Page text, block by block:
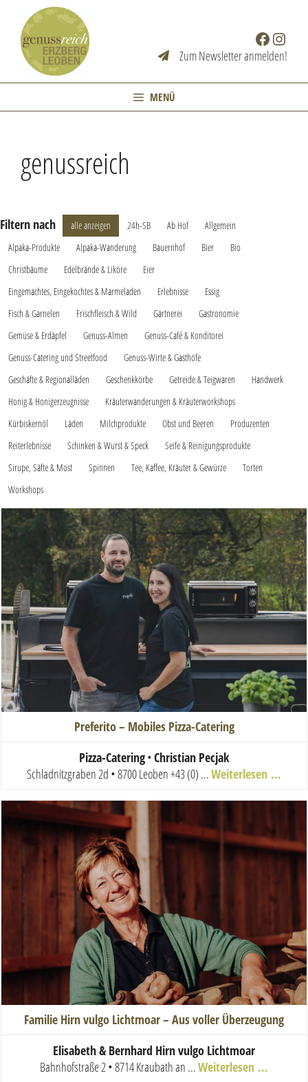
springen
Facebook
Zum Newsletter anmelden!
MENÜ
genussreich
Filtern nach alle anzeigen 24h-SB Ab Hof
Allgemein
Alpaka-Produkte
Alpaka-Wanderung Bauernhof Bier
Bio
Christbäume
Edelbrände & Liköre
Eier
Eingemachtes, Eingekochtes & Marmeladen
Erlebnisse
Essig
Fisch & Garnelen
Frischfleisch & Wild Gärtnerei
Gastronomie
Gemüse & Erdäpfel
Genuss-Almen
Genuss-Café & Konditorei
Genuss-Catering und Streetfood
Genuss-Wirte & Gasthöfe
Geschäfte & Regionalläden
Geschenkkörbe Getreide & Teigwaren
Handwerk
Honig & Honigerzeugnisse
Kräuterwanderungen & Kräuterworkshops
Kürbiskernöl
Läden Milchprodukte Obst und Beeren
Produzenten
Reiterlebnisse
Schinken & Wurst & Speck
Seife & Reinigungsprodukte
Sirupe, Säfte & Most
Spinnen Tee, Kaffee, Kräuter & Gewürze
Torten
Workshops
Preferito – Mobiles Pizza-Catering
Pizza-Catering•Christian Pecjak
Schladnitzgraben 2d • 8700 Leoben+43 (0) ...Weiterlesen …
Familie Hirn vulgo Lichtmoar – Aus voller Überzeugung
Elisabeth & Bernhard Hirn vulgo Lichtmoar
Bahnhofstraße 2 • 8714 Kraubath an ...Weiterlesen …